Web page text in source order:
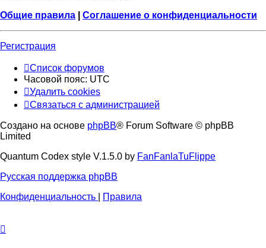
Общие правила
Соглашение о конфиденциальности
Регистрация
Список форумов
Часовой пояс: UTC
Удалить cookies
Связаться с администрацией
Создано на основе phpBB® Forum Software © phpBB
Limited
Quantum Codex style V.1.5.0 by FanFanlaTuFlippe
Русская поддержка phpBB
Конфиденциальность
Правила